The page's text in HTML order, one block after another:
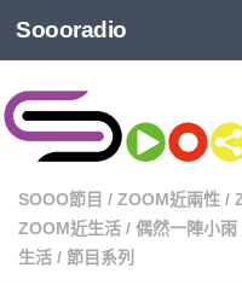
Soooradio
SOOO節目 / ZOOM近兩性 /
ZOOM近生活 / 偶然一陣小雨
生活 / 節目系列